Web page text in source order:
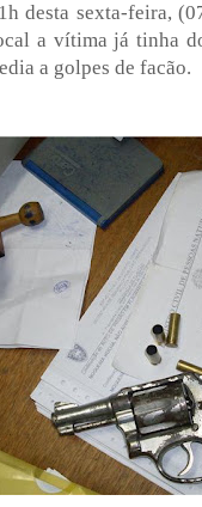
desta sexta-feira,
a vítima já tinha
a golpes de facão.